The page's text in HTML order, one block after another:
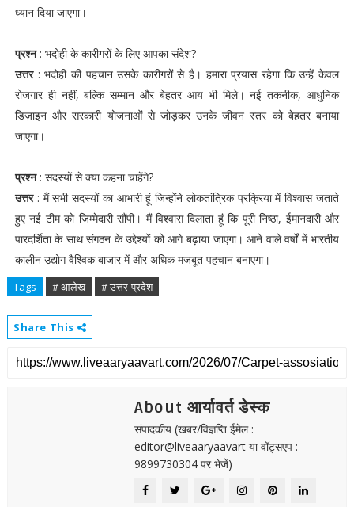
ध्यान दिया जाएगा।
प्रश्न: भदोही के कारीगरों के लिए आपका संदेश?
उत्तर: भदोही की पहचान उसके कारीगरों से है। हमारा प्रयास रहेगा कि उन्हें केवल
रोजगार ही नहीं, बल्कि सम्मान और बेहतर आय भी मिले। नई तकनीक, आधुनिक
डिज़ाइन और सरकारी योजनाओं से जोड़कर उनके जीवन स्तर को बेहतर बनाया
जाएगा।
प्रश्न: सदस्यों से क्या कहना चाहेंगे?
उत्तर: मैं सभी सदस्यों का आभारी हूं जिन्होंने लोकतांत्रिक प्रक्रिया में विश्वास जताते
हुए नई टीम को जिम्मेदारी सौंपी। मैं विश्वास दिलाता हूं कि पूरी निष्ठा, ईमानदारी और
पारदर्शिता के साथ संगठन के उद्देश्यों को आगे बढ़ाया जाएगा। आने वाले वर्षों में भारतीय
कालीन उद्योग वैश्विक बाजार में और अधिक मजबूत पहचान बनाएगा।
Tags # आलेख # उत्तर-प्रदेश
Share This
About आर्यावर्त डेस्क
संपादकीय (खबर/विज्ञप्ति ईमेल :
editor@liveaaryaavart या वॉट्सएप :
9899730304 पर भेजें)